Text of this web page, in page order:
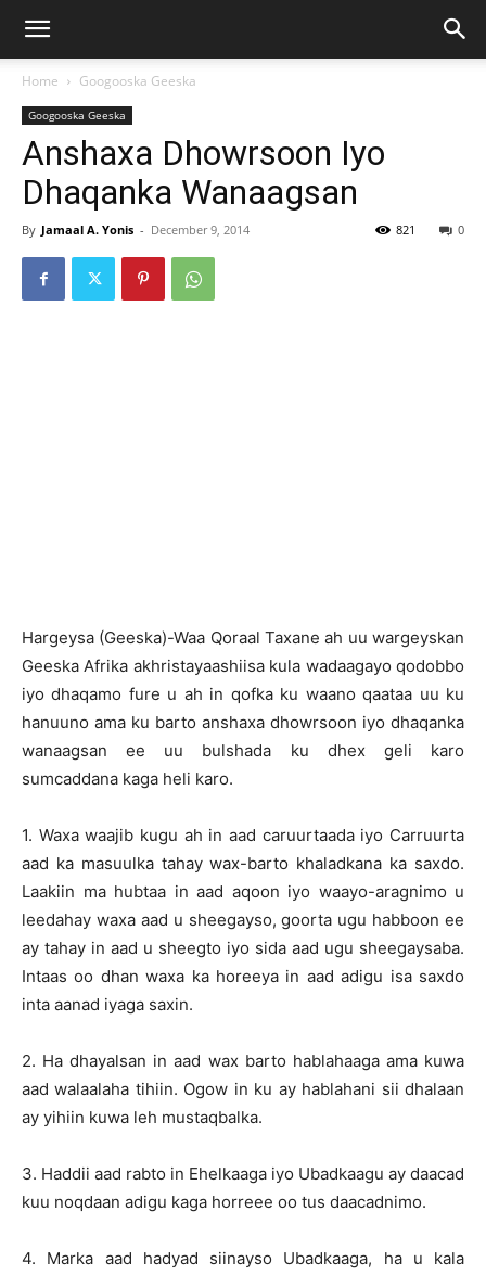
Home Googooska Geeska
Googooska Geeska
Anshaxa Dhowrsoon Iyo
Dhaqanka Wanaagsan
By Jamaal A. Yonis - December 9, 2014 0
821
Hargeysa (Geeska)-Waa Qoraal Taxane ah uu wargeyskan
Geeska Afrika akhristayaashiisa kula wadaagayo qodobbo
iyo dhaqamo fure u ah in qofka ku waano qaataa uu ku
hanuuno ama ku barto anshaxa dhowrsoon iyo dhaqanka
wanaagsan ee uu bulshada ku dhex geli karo
sumcaddana kaga heli karo.
1. Waxa waajib kugu ah in aad caruurtaada iyo Carruurta
aad ka masuulka tahay wax-barto khaladkana ka saxdo.
Laakiin ma hubtaa in aad aqoon iyo waayo-aragnimo u
leedahay waxa aad u sheegayso, goorta ugu habboon ee
ay tahay in aad u sheegto iyo sida aad ugu sheegaysaba.
Intaas oo dhan waxa ka horeeya in aad adigu isa saxdo
inta aanad iyaga saxin.
2. Ha dhayalsan in aad wax barto hablahaaga ama kuwa
aad walaalaha tihiin. Ogow in ku ay hablahani sii dhalaan
ay yihiin kuwa leh mustaqbalka.
3. Haddii aad rabto in Ehelkaaga iyo Ubadkaagu ay daacad
kuu noqdaan adigu kaga horreee oo tus daacadnimo.
4. Marka aad hadyad siinayso Ubadkaaga, ha u kala